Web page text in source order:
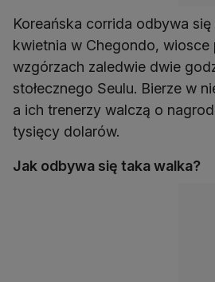
Koreańska corrida odbywa się
kwietnia w Chegondo, wiosce
wzgórzach zaledwie dwie
stołecznego Seulu. Bierze w
a ich trenerzy walczą o
tysięcy dolarów.
Jak odbywa się taka walka?